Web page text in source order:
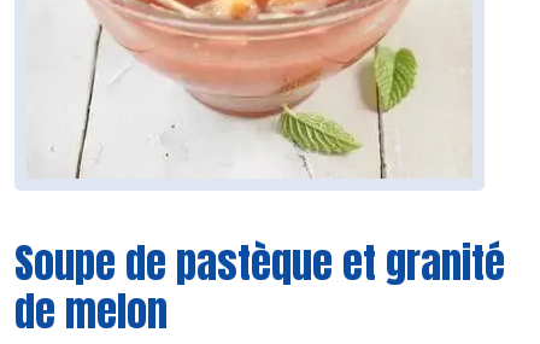
Soupe de pastèque et granité
de melon